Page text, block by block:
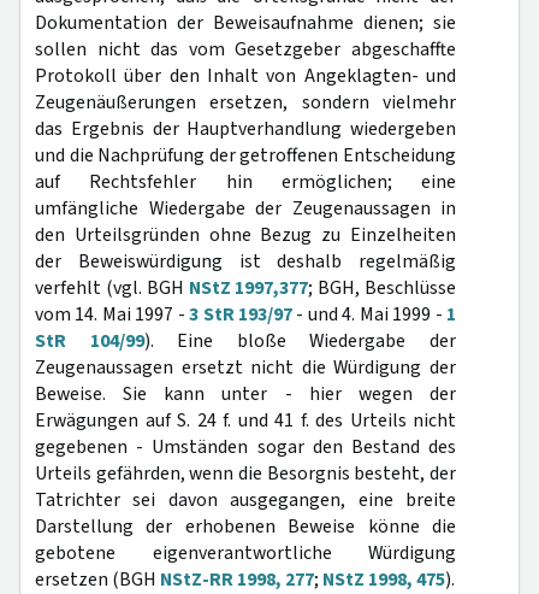
Dokumentation der Beweisaufnahme dienen; sie
sollen nicht das vom Gesetzgeber abgeschaffte
Protokoll über den Inhalt von Angeklagten- und
Zeugenäußerungen ersetzen, sondern vielmehr
das Ergebnis der Hauptverhandlung wiedergeben
und die Nachprüfung der getroffenen Entscheidung
auf Rechtsfehler hin ermöglichen; eine
umfängliche Wiedergabe der Zeugenaussagen in
den Urteilsgründen ohne Bezug zu Einzelheiten
der Beweiswürdigung ist deshalb regelmäßig
verfehlt (vgl. BGH NStZ 1997,377; BGH, Beschlüsse
vom 14. Mai 1997 -3 StR 193/97- und 4. Mai 1999 - 1
StR 104/99). Eine bloße Wiedergabe der
Zeugenaussagen ersetzt nicht die Würdigung der
Beweise. Sie kann unter - hier wegen der
Erwägungen auf S. 24 f. und 41 f. des Urteils nicht
gegebenen - Umständen sogar den Bestand des
Urteils gefährden, wenn die Besorgnis besteht, der
Tatrichter sei davon ausgegangen, eine breite
Darstellung der erhobenen Beweise könne die
gebotene eigenverantwortliche Würdigung
ersetzen (BGH NStZ-RR 1998, 277; NStZ 1998, 475).